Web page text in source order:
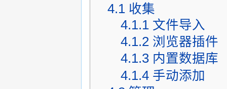
4.1 收集
4.1.1 文件导入
4.1.2 浏览器插件
4.1.3 内置数据库
4.1.4 手动添加